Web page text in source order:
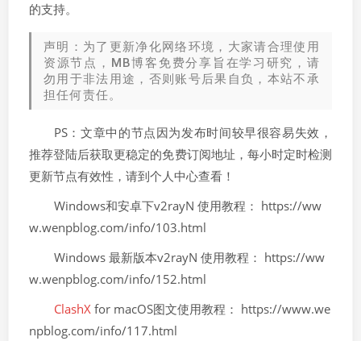
的支持。
声明：为了更新净化网络环境，大家请合理使用
资源节点，MB博客免费分享旨在学习研究，请
勿用于非法用途，否则账号后果自负，本站不承
担任何责任。
PS：文章中的节点因为发布时间较早很容易失效，
推荐登陆后获取更稳定的免费订阅地址，每小时定时检测
更新节点有效性，请到个人中心查看！
Windows和安卓下v2rayN 使用教程： https://ww
w.wenpblog.com/info/103.html
Windows 最新版本v2rayN 使用教程： https://ww
w.wenpblog.com/info/152.html
ClashXfor macOS图文使用教程： https://www.we
npblog.com/info/117.html